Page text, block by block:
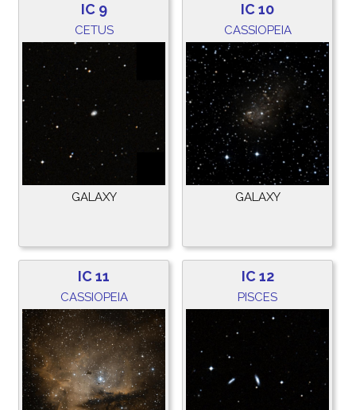
IC 9
CETUS
GALAXY
IC 10
CASSIOPEIA
GALAXY
IC 11
CASSIOPEIA
IC 12
PISCES